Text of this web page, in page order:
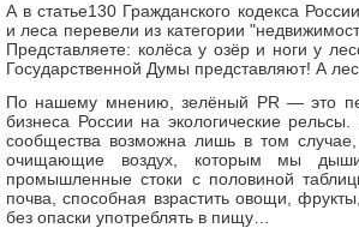
А в статье130 Гражданского кодекса
и леса перевели из категории
Представляете: колёса у озёр и ноги у
Государственной Думы представляют! А
По нашему мнению, зелёный PR — это
бизнеса России на экологические рельсы.
сообщества возможна лишь в том
очищающие воздух, которым мы
промышленные стоки с половиной
почва, способная взрастить овощи,
без опаски употреблять в пищу…